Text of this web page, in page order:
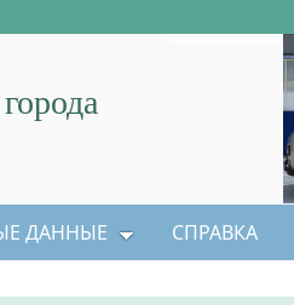
ДАННЫЕ СПРАВКА